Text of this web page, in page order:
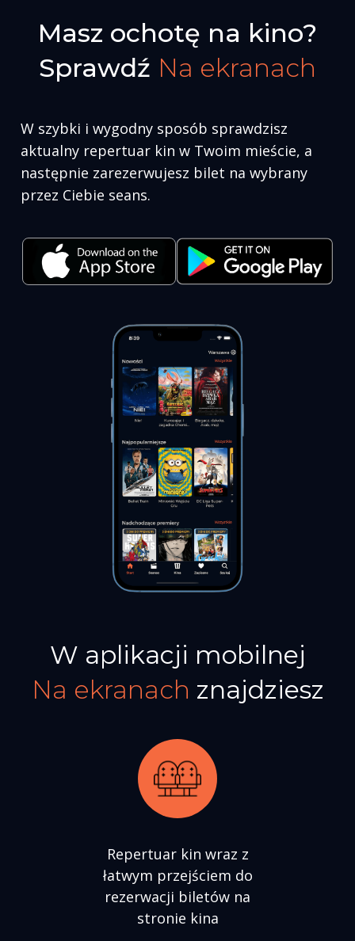
Masz ochotę na kino?
Sprawdź Na ekranach
W szybki i wygodny sposób sprawdzisz
aktualny repertuar kin w Twoim mieście, a
następnie zarezerwujesz bilet na wybrany
przez Ciebie seans.
W aplikacji mobilnej
Na ekranach znajdziesz
Repertuar kin wraz z
łatwym przejściem do
rezerwacji biletów na
stronie kina